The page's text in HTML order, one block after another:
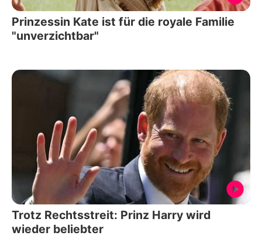
Prinzessin Kate ist für die royale Familie
"unverzichtbar"
Trotz Rechtsstreit: Prinz Harry wird
wieder beliebter